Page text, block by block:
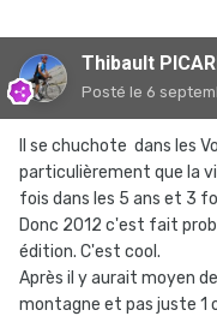
Thibault
Posté le 6
Il se chuchote dans les
particulièrement que la
fois dans les 5 ans et 3
Donc 2012 c'est fait
édition. C'est cool.
Après il y aurait moyen
montagne et pas juste 1